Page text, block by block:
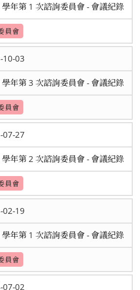
年第 1 次諮詢委員會 - 會議紀錄
員會
10-03
年第 3 次諮詢委員會 - 會議紀錄
員會
07-27
年第 2 次諮詢委員會 - 會議紀錄
員會
02-19
年第 1 次諮詢委員會 - 會議紀錄
員會
07-02